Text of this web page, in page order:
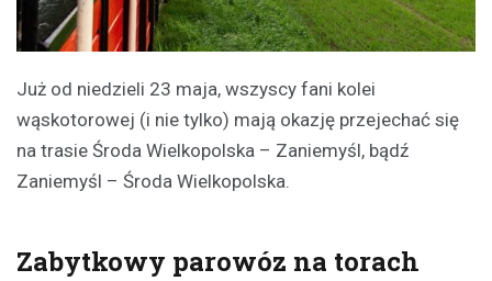
Już od niedzieli 23 maja, wszyscy fani kolei
wąskotorowej (i nie tylko) mają okazję przejechać się
na trasie Środa Wielkopolska – Zaniemyśl, bądź
Zaniemyśl – Środa Wielkopolska.
Zabytkowy parowóz na torach